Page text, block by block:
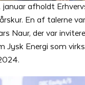
januar afholdt
En af talerne
Naur, der var
Jysk Energi som